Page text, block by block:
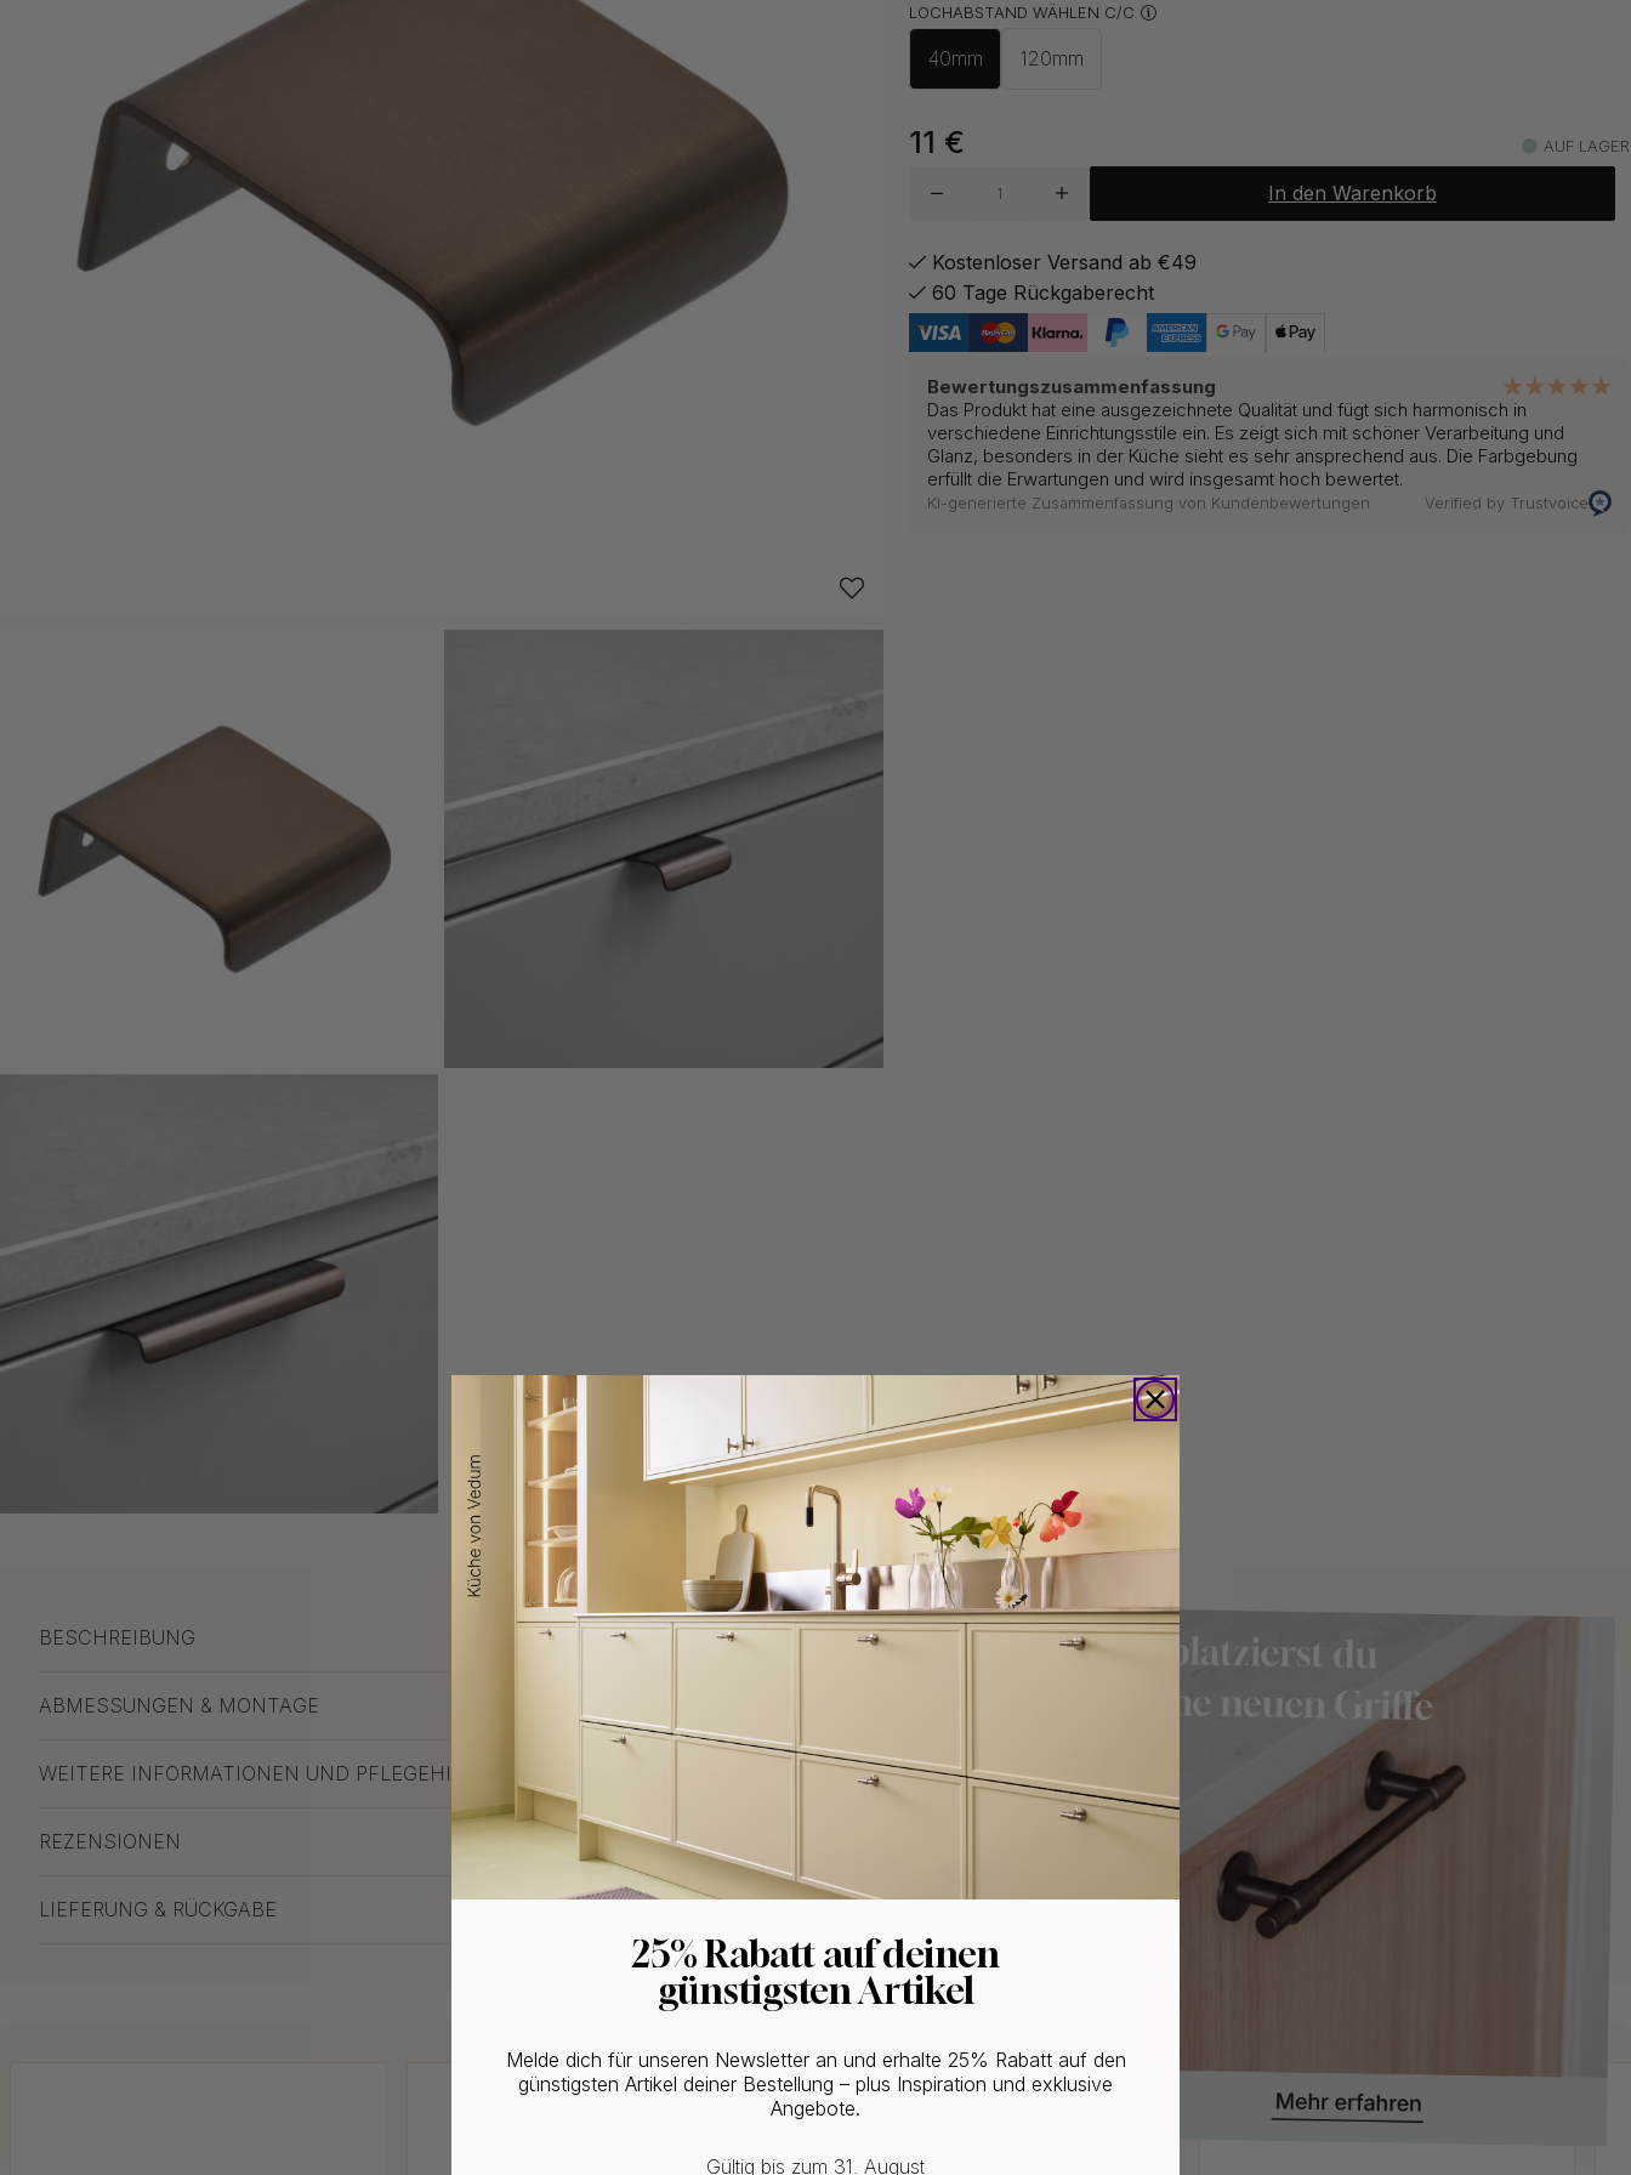
Auf Lager
ab 9.20 €
Poliertes Messing
Poliertes Unbehandeltes Messing ab 9.50 €
Auf Lager
ab 9.50 €
LOCHABSTAND WÄHLEN C/C
40mm 120mm
11 € AUF LAGER
In den Warenkorb
Kostenloser Versand ab €49
60 Tage Rückgaberecht
Bewertungszusammenfassung
Das Produkt hat eine ausgezeichnete Qualität und fügt sich harmonisch in
verschiedene Einrichtungsstile ein. Es zeigt sich mit schöner Verarbeitung und
Glanz, besonders in der Küche sieht es sehr ansprechend aus. Die Farbgebung
erfüllt die Erwartungen und wird insgesamt hoch bewertet.
KI-generierte Zusammenfassung von Kundenbewertungen Verified by Trustvoice
BESCHREIBUNG
ABMESSUNGEN & MONTAGE
WEITERE INFORMATIONEN UND PFLEGEHINWEISE
REZENSIONEN
LIEFERUNG & RÜCKGABE
WOULD YOU RATHER VISIT?
EU
CHANGE COUNTRY
25% Rabatt auf deinen
günstigsten Artikel
Melde dich für unseren Newsletter an und erhalte 25% Rabatt auf den
günstigsten Artikel deiner Bestellung – plus Inspiration und exklusive
Angebote.
Gültig bis zum 31. August